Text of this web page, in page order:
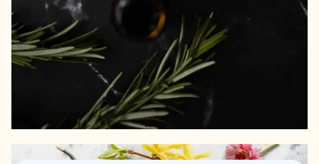
Savon pour les mains sans parabènes
Sels de bain : Un beau pot de pharmacie réutilisable
comme vase
Matériaux recyclés
Excellente qualité d'impression
Avis: 4,7/5